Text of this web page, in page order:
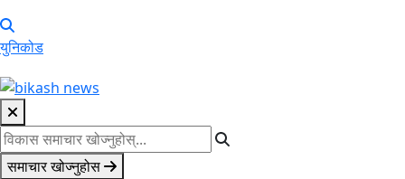
युनिकोड
समाचार खोज्नुहोस